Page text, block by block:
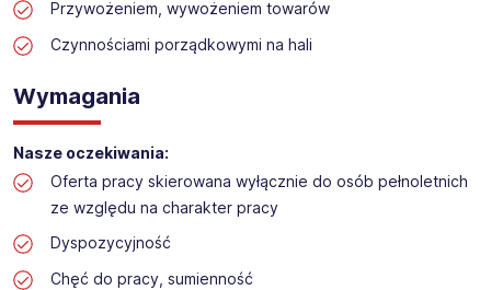
stanowisko:
Lokalizacja: Rumia
Przywożeniem, wywożeniem towarów
Czynnościami porządkowymi na hali
Wymagania
Nasze oczekiwania:
Oferta pracy skierowana wyłącznie do osób pełnoletnich
ze względu na charakter pracy
Dyspozycyjność
Chęć do pracy, sumienność